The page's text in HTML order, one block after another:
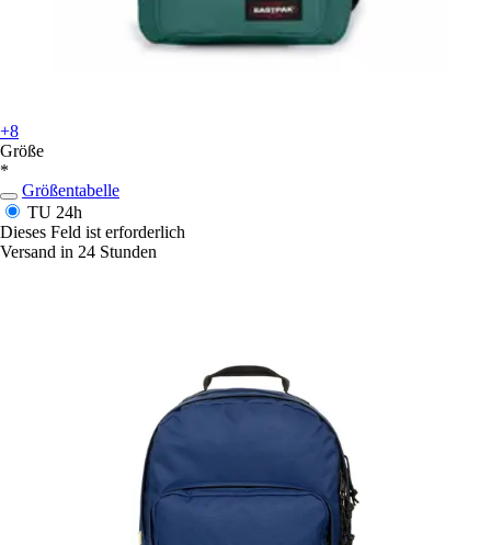
+8
Größe
*
Größentabelle
TU 24h
Dieses Feld ist erforderlich
Versand in 24 Stunden